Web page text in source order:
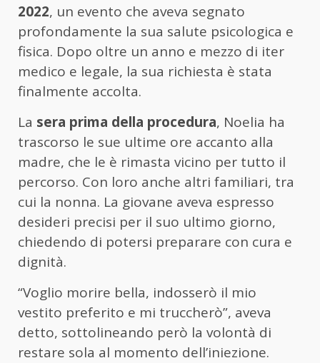
2022, un evento che aveva segnato
profondamente la sua salute psicologica e
fisica. Dopo oltre un anno e mezzo di iter
medico e legale, la sua richiesta è stata
finalmente accolta.
La sera prima della procedura, Noelia ha
trascorso le sue ultime ore accanto alla
madre, che le è rimasta vicino per tutto il
percorso. Con loro anche altri familiari, tra
cui la nonna. La giovane aveva espresso
desideri precisi per il suo ultimo giorno,
chiedendo di potersi preparare con cura e
dignità.
“Voglio morire bella, indosserò il mio
vestito preferito e mi truccherò”, aveva
detto, sottolineando però la volontà di
restare sola al momento dell’iniezione.